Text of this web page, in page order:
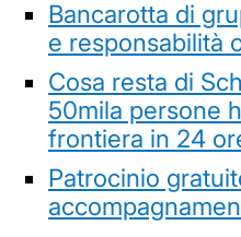
Bancarotta di
e responsabilità
Cosa resta di
50mila persone
frontiera in 24
Patrocinio